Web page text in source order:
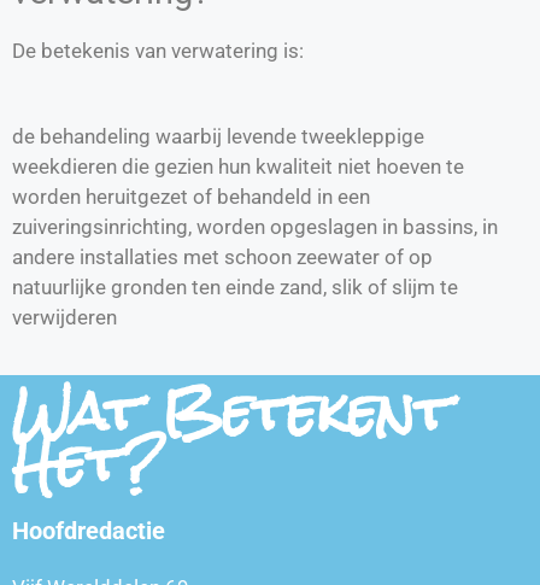
De betekenis van verwatering is:
de behandeling waarbij levende tweekleppige
weekdieren die gezien hun kwaliteit niet hoeven te
worden heruitgezet of behandeld in een
zuiveringsinrichting, worden opgeslagen in bassins, in
andere installaties met schoon zeewater of op
natuurlijke gronden ten einde zand, slik of slijm te
verwijderen
Wat Betekent
Het?
Hoofdredactie